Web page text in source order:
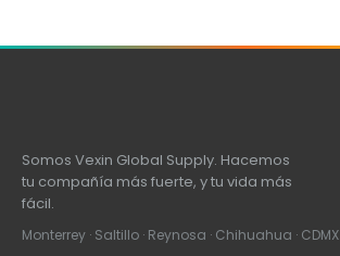
Somos Vexin Global Supply. Hacemos
tu compañía más fuerte, y tu vida más
fácil.
Monterrey · Saltillo · Reynosa · Chihuahua · CDMX